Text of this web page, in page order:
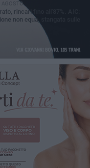
AGOSTO
rincari fino all'87%. AIC:
non equa, stangata sulle